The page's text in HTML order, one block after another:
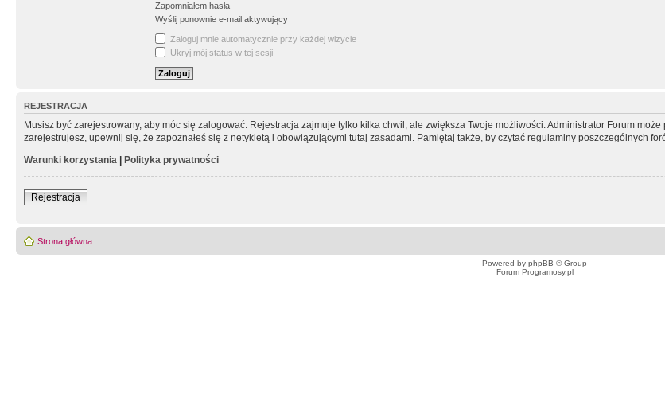
Zapomniałem hasła
Wyślij ponownie e-mail aktywujący
Zaloguj mnie automatycznie przy każdej wizycie
Ukryj mój status w tej sesji
REJESTRACJA
Musisz być zarejestrowany, aby móc się zalogować. Rejestracja zajmuje tylko kilka chwil, ale zwiększa Twoje możliwości. Administrator Forum
zarejestrujesz, upewnij się, że zapoznałeś się z netykietą i obowiązującymi tutaj zasadami. Pamiętaj także, by czytać regulaminy poszczególnych
Warunki korzystania | Polityka prywatności
Rejestracja
Strona główna
Powered by phpBB © Group
Forum Programosy.pl